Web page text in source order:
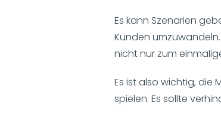
Es kann Szenarien
Kunden
nicht nur zum
Es ist also wichtig, die
spielen. Es sollte